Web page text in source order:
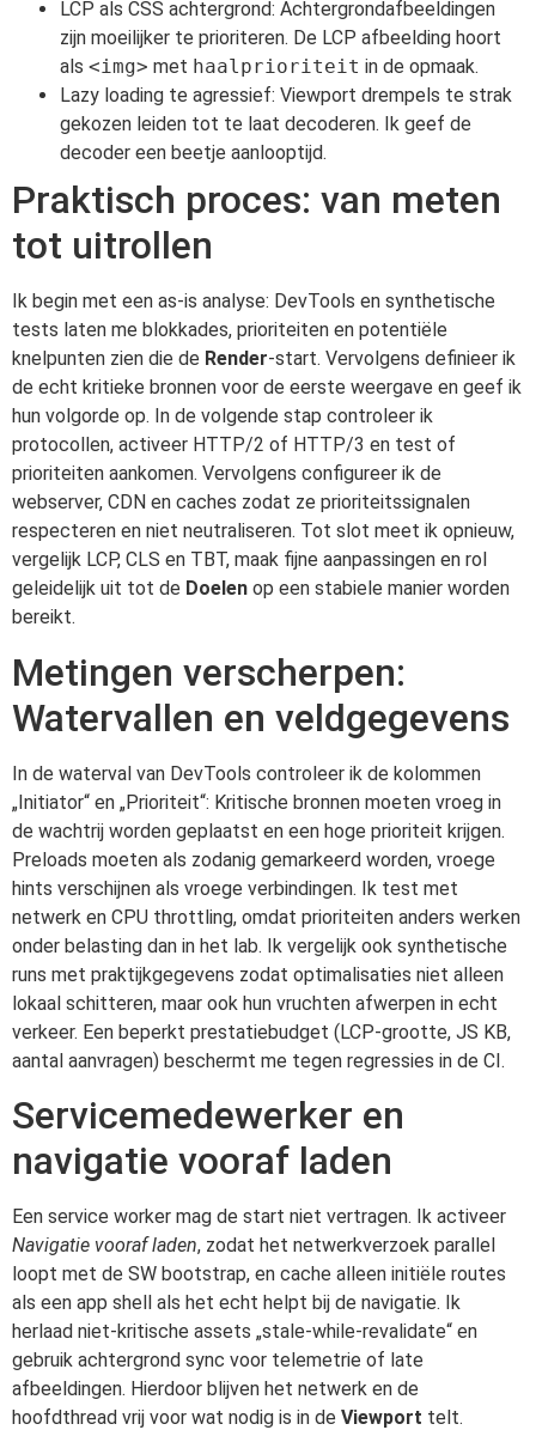
LCP als CSS achtergrond: Achtergrondafbeeldingen
zijn moeilijker te prioriteren. De LCP afbeelding hoort
als <img> met haalprioriteit in de opmaak.
Lazy loading te agressief: Viewport drempels te strak
gekozen leiden tot te laat decoderen. Ik geef de
decoder een beetje aanlooptijd.
Praktisch proces: van meten
tot uitrollen
Ik begin met een as-is analyse: DevTools en synthetische
tests laten me blokkades, prioriteiten en potentiële
knelpunten zien die de Render-start. Vervolgens definieer ik
de echt kritieke bronnen voor de eerste weergave en geef ik
hun volgorde op. In de volgende stap controleer ik
protocollen, activeer HTTP/2 of HTTP/3 en test of
prioriteiten aankomen. Vervolgens configureer ik de
webserver, CDN en caches zodat ze prioriteitssignalen
respecteren en niet neutraliseren. Tot slot meet ik opnieuw,
vergelijk LCP, CLS en TBT, maak fijne aanpassingen en rol
geleidelijk uit tot de Doelen op een stabiele manier worden
bereikt.
Metingen verscherpen:
Watervallen en veldgegevens
In de waterval van DevTools controleer ik de kolommen
„Initiator“ en „Prioriteit“: Kritische bronnen moeten vroeg in
de wachtrij worden geplaatst en een hoge prioriteit krijgen.
Preloads moeten als zodanig gemarkeerd worden, vroege
hints verschijnen als vroege verbindingen. Ik test met
netwerk en CPU throttling, omdat prioriteiten anders werken
onder belasting dan in het lab. Ik vergelijk ook synthetische
runs met praktijkgegevens zodat optimalisaties niet alleen
lokaal schitteren, maar ook hun vruchten afwerpen in echt
verkeer. Een beperkt prestatiebudget (LCP-grootte, JS KB,
aantal aanvragen) beschermt me tegen regressies in de CI.
Servicemedewerker en
navigatie vooraf laden
Een service worker mag de start niet vertragen. Ik activeer
Navigatie vooraf laden, zodat het netwerkverzoek parallel
loopt met de SW bootstrap, en cache alleen initiële routes
als een app shell als het echt helpt bij de navigatie. Ik
herlaad niet-kritische assets „stale-while-revalidate“ en
gebruik achtergrond sync voor telemetrie of late
afbeeldingen. Hierdoor blijven het netwerk en de
hoofdthread vrij voor wat nodig is in de Viewport telt.